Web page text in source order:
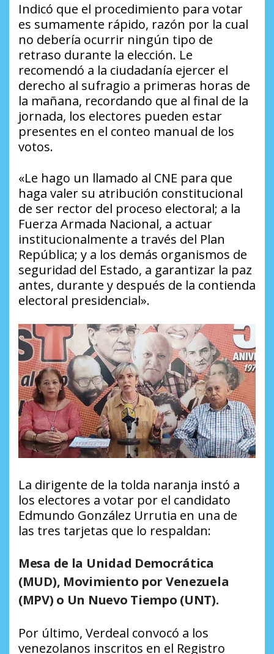
Indicó que el procedimiento para votar
es sumamente rápido, razón por la cual
no debería ocurrir ningún tipo de
retraso durante la elección. Le
recomendó a la ciudadanía ejercer el
derecho al sufragio a primeras horas de
la mañana, recordando que al final de la
jornada, los electores pueden estar
presentes en el conteo manual de los
votos.
«Le hago un llamado al CNE para que
haga valer su atribución constitucional
de ser rector del proceso electoral; a la
Fuerza Armada Nacional, a actuar
institucionalmente a través del Plan
República; y a los demás organismos de
seguridad del Estado, a garantizar la paz
antes, durante y después de la contienda
electoral presidencial».
La dirigente de la tolda naranja instó a
los electores a votar por el candidato
Edmundo González Urrutia en una de
las tres tarjetas que lo respaldan:
Mesa de la Unidad Democrática
(MUD), Movimiento por Venezuela
(MPV) o Un Nuevo Tiempo (UNT).
Por último, Verdeal convocó a los
venezolanos inscritos en el Registro